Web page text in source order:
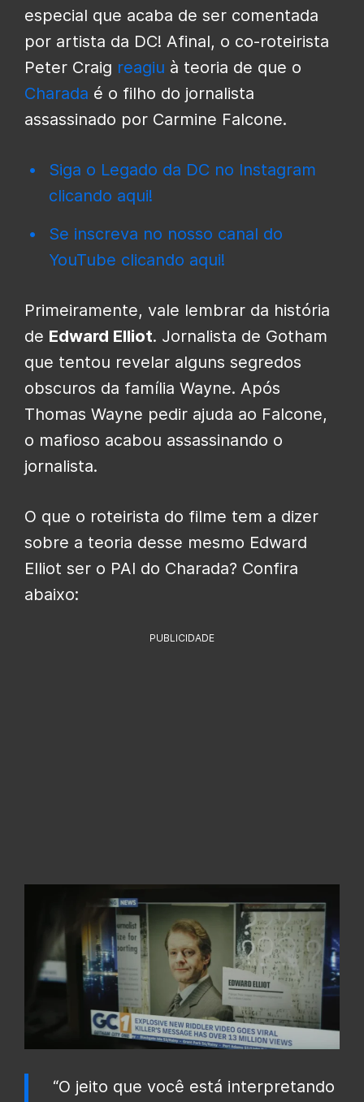
especial que acaba de ser comentada
por artista da DC! Afinal, o co-roteirista
Peter Craig reagiu à teoria de que o
Charada é o filho do jornalista
assassinado por Carmine Falcone.
Siga o Legado da DC no Instagram
clicando aqui!
Se inscreva no nosso canal do
YouTube clicando aqui!
Primeiramente, vale lembrar da história
de Edward Elliot. Jornalista de Gotham
que tentou revelar alguns segredos
obscuros da família Wayne. Após
Thomas Wayne pedir ajuda ao Falcone,
o mafioso acabou assassinando o
jornalista.
O que o roteirista do filme tem a dizer
sobre a teoria desse mesmo Edward
Elliot ser o PAI do Charada? Confira
abaixo:
PUBLICIDADE
“O jeito que você está interpretando